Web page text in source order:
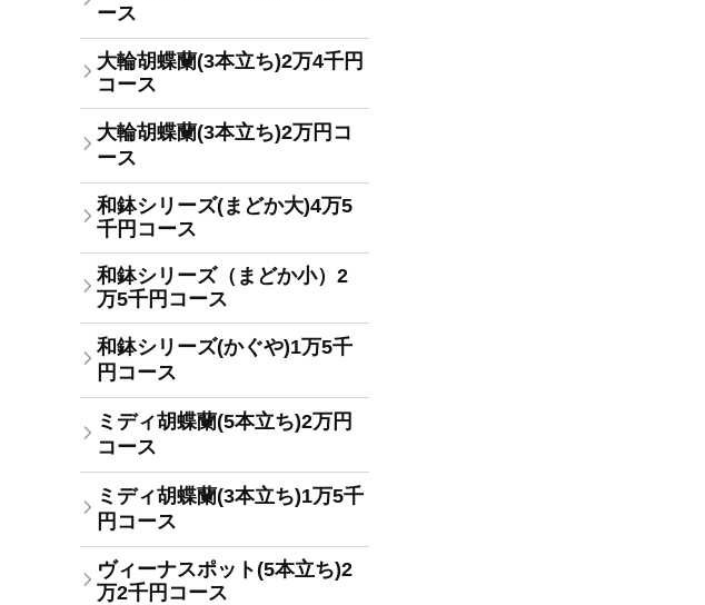
ース
大輪胡蝶蘭(3本立ち)2万4千円
コース
大輪胡蝶蘭(3本立ち)2万円コ
ース
和鉢シリーズ(まどか大)4万5
千円コース
和鉢シリーズ（まどか小）2
万5千円コース
和鉢シリーズ(かぐや)1万5千
円コース
ミディ胡蝶蘭(5本立ち)2万円
コース
ミディ胡蝶蘭(3本立ち)1万5千
円コース
ヴィーナスポット(5本立ち)2
万2千円コース